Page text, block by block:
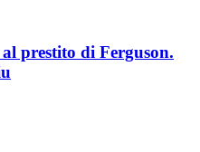
prestito di Ferguson.